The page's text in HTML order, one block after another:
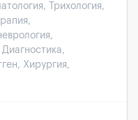
Трихология,
Хирургия,